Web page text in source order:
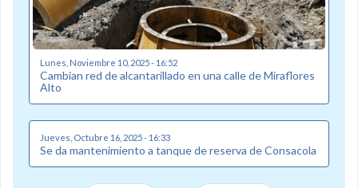
Lunes, Noviembre 10, 2025 - 16:52
Cambian red de alcantarillado en una calle de Miraflores
Alto
Jueves, Octubre 16, 2025 - 16:33
Se da mantenimiento a tanque de reserva de Consacola